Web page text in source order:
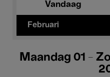
Vandaag
Februari
Maandag 01 -